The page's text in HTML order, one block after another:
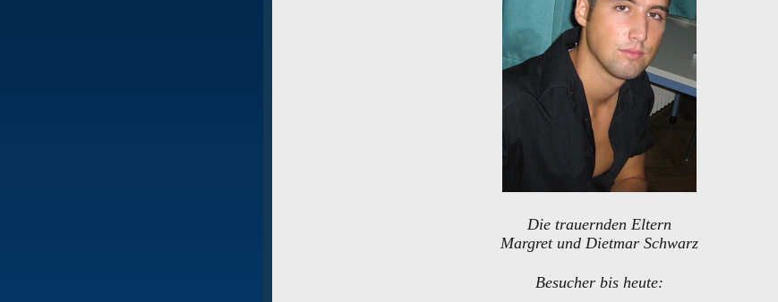
Die trauernden Eltern
Margret und Dietmar Schwarz
Besucher bis heute: